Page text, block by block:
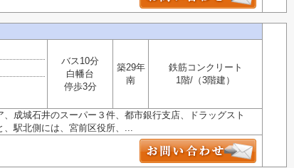
バス10分
白幡台
停歩3分
築29年
南
鉄筋コンクリート
1階/（3階建）
成城石井のスーパー３件、都市銀行支店、ドラッグスト
駅北側には、宮前区役所、...